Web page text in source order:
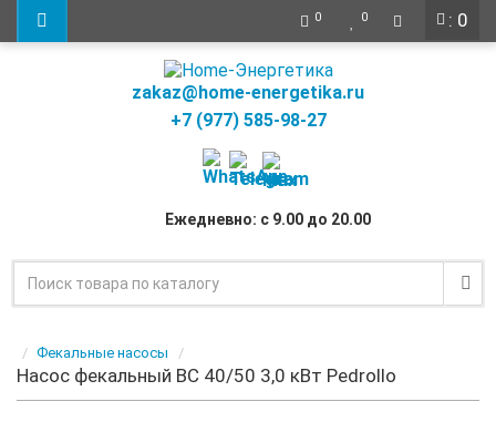
: 0
0 0
zakaz@home-energetika.ru
+7 (977) 585-98-27
Ежедневно: с 9.00 до 20.00
Фекальные насосы
Насос фекальный BC 40/50 3,0 кВт Pedrollo